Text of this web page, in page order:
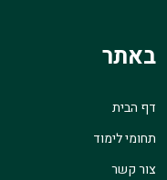
באתר
דף הבית
תחומי לימוד
צור קשר